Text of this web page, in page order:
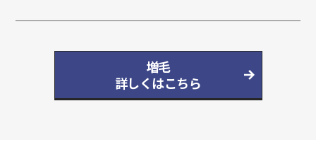
増毛
詳しくはこちら